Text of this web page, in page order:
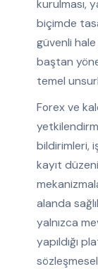
kurulması,
biçimde
güvenli
baştan
temel
Forex ve
bildirimleri,
kayıt
alanda
yalnızca
yapıldığı